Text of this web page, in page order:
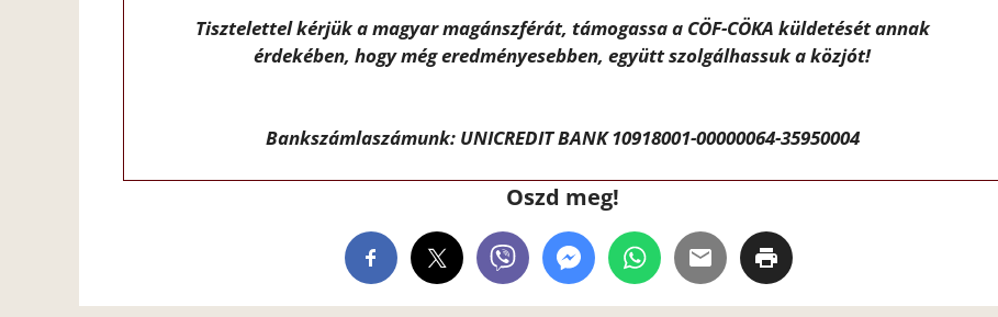
Tisztelettel kérjük a magyar magánszférát, támogassa a CÖF-CÖKA küldetését annak
érdekében, hogy még eredményesebben, együtt szolgálhassuk a közjót!
Bankszámlaszámunk: UNICREDIT BANK 10918001-00000064-35950004
Oszd meg!